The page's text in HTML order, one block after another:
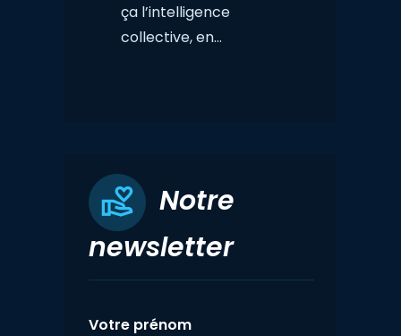
ça l’intelligence
collective, en…
Notre
newsletter
Votre prénom